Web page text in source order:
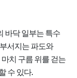
바닥 일부는 특수
서지는 파도와
마치 구름 위를 걷는
수 있다.